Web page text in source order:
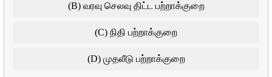
(B) வரவு செலவு திட்ட பற்றாக்குறை
(C) நிதி பற்றாக்குறை
(D) முதலீடு பற்றாக்குறை